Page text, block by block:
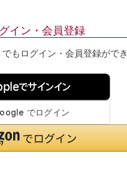
イン・会員登録
もログイン・会員登録ができ
でサインイン